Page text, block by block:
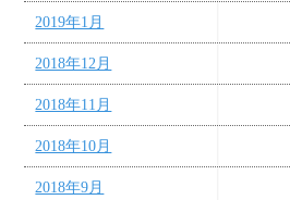
2019年1月
2018年12月
2018年11月
2018年10月
2018年9月